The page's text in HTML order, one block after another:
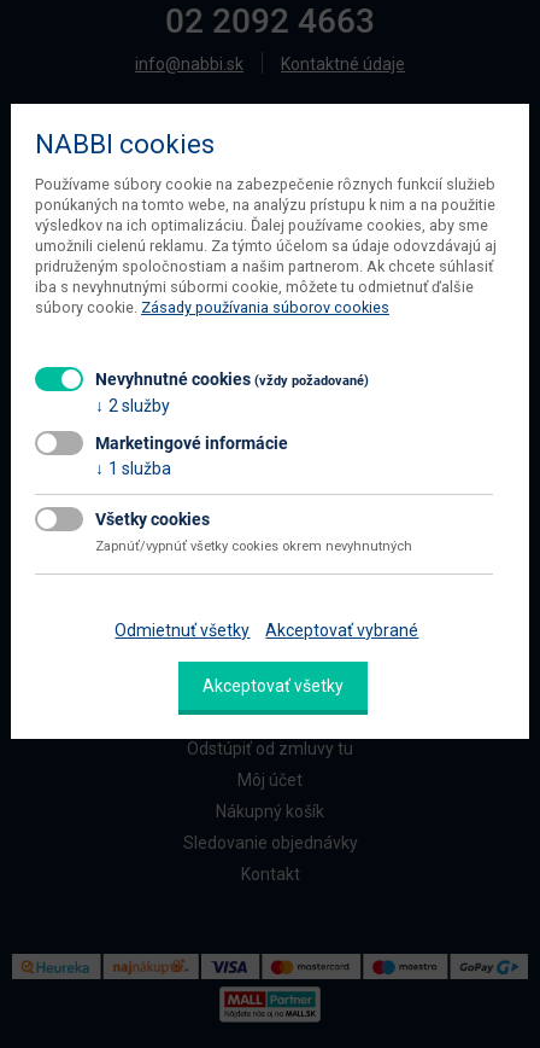
02 2092 4663
info@nabbi.sk Kontaktné údaje
O SPOLOČNOSTI
O našej spoločnosti
Obchodné podmienky
Ochrana osobných údajov
Blog
Všetko o nákupe
Najčastejšie otázky
Doprava a platba
ZÁKAZNÍCI
Reklamačný formulár
Odstúpiť od zmluvy tu
Môj účet
Nákupný košík
Sledovanie objednávky
Kontakt
NABBI cookies
Používame súbory cookie na zabezpečenie rôznych funkcií služieb
ponúkaných na tomto webe, na analýzu prístupu k nim a na použitie
výsledkov na ich optimalizáciu. Ďalej používame cookies, aby sme
umožnili cielenú reklamu. Za týmto účelom sa údaje odovzdávajú aj
pridruženým spoločnostiam a našim partnerom. Ak chcete súhlasiť
iba s nevyhnutnými súbormi cookie, môžete tu odmietnuť ďalšie
súbory cookie. Zásady používania súborov cookies
Nevyhnutné cookies (vždy požadované)
2 služby
Marketingové informácie
1 služba
Všetky cookies
Zapnúť/vypnúť všetky cookies okrem nevyhnutných
Odmietnuť všetky Akceptovať vybrané
Akceptovať všetky